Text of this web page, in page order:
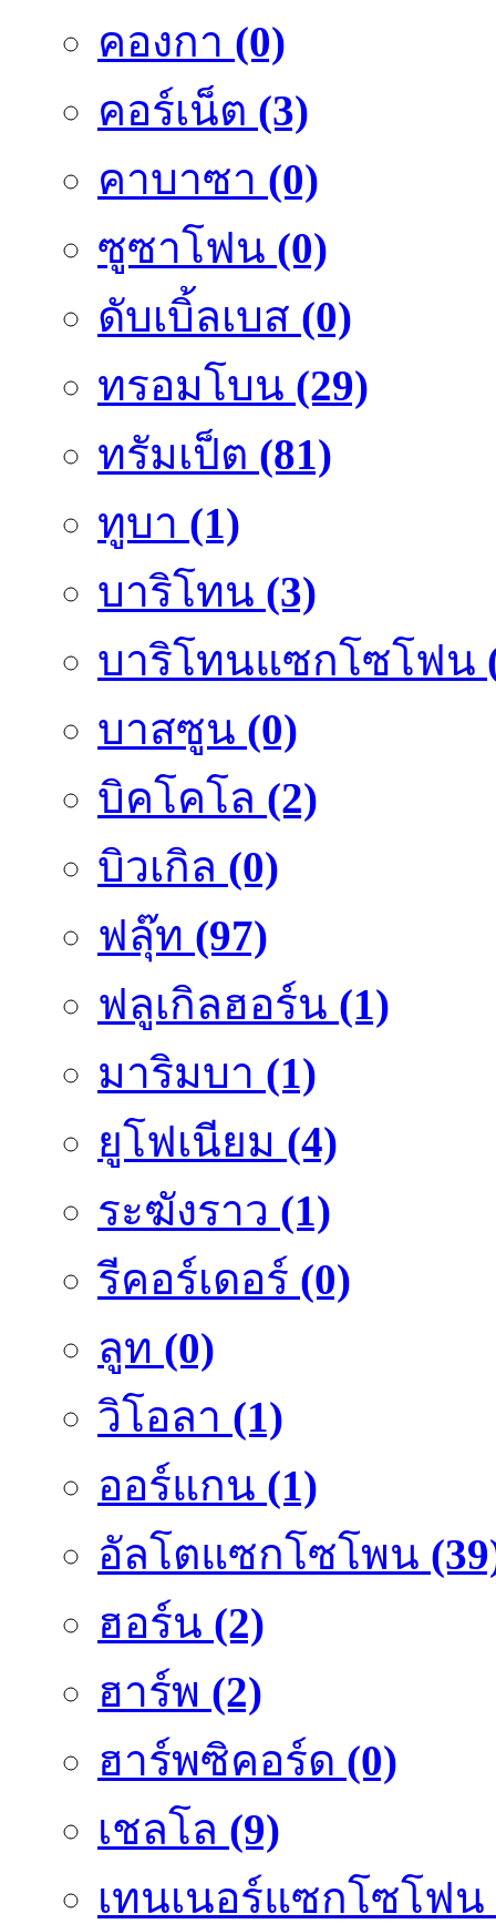
คองกา (0)
คอร์เน็ต (3)
คาบาซา (0)
ซูซาโฟน (0)
ดับเบิ้ลเบส (0)
ทรอมโบน (29)
ทรัมเป็ต (81)
ทูบา (1)
บาริโทน (3)
บาริโทนแซกโซโฟน
บาสซูน (0)
บิคโคโล (2)
บิวเกิล (0)
ฟลุ๊ท (97)
ฟลูเกิลฮอร์น (1)
มาริมบา (1)
ยูโฟเนียม (4)
ระฆังราว (1)
รีคอร์เดอร์ (0)
ลูท (0)
วิโอลา (1)
ออร์แกน (1)
อัลโตแซกโซโพน
ฮอร์น (2)
ฮาร์พ (2)
ฮาร์พซิคอร์ด (0)
เชลโล (9)
เทนเนอร์แซกโซโฟน